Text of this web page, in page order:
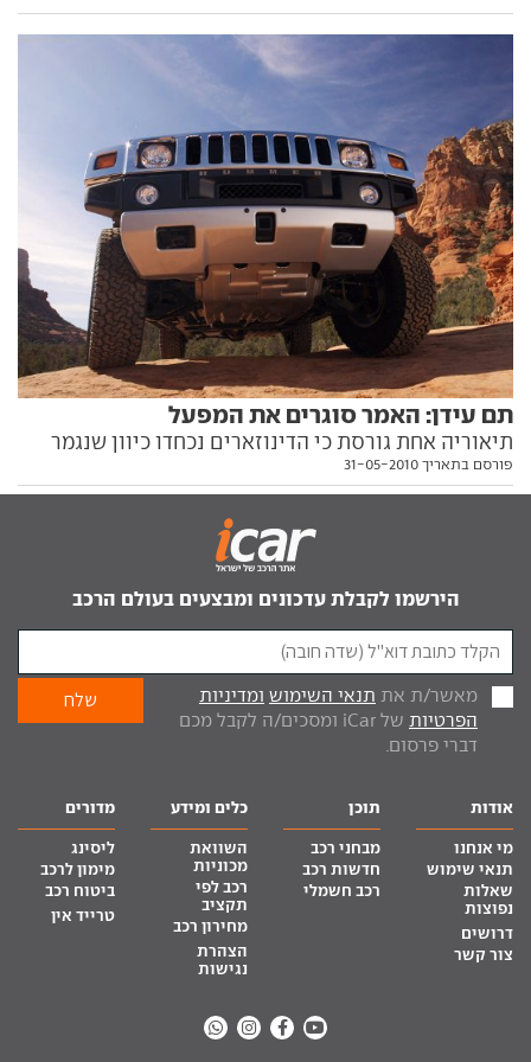
תם עידן: האמר סוגרים את המפעל
תיאוריה אחת גורסת כי הדינוזארים נכחדו כיוון שנגמר
להם המזון. מה שבטוח, הדינוזאורים המודרניים של האמר
נכחדים כי פשוט נגמר להם הדלק
פורסם בתאריך 31-05-2010
הירשמו לקבלת עדכונים ומבצעים בעולם הרכב
מאשר/ת את תנאי השימוש ומדיניות
הפרטיות
של iCar ומסכים/ה לקבל מכם
דברי פרסום.
אודות
מי אנחנו
תנאי שימוש
שאלות
נפוצות
דרושים
צור קשר
תוכן
מבחני רכב
חדשות רכב
רכב חשמלי
כלים ומידע
השוואת
מכוניות
רכב לפי
תקציב
מחירון רכב
הצהרת
נגישות
מדורים
ליסינג
מימון לרכב
ביטוח רכב
טרייד אין